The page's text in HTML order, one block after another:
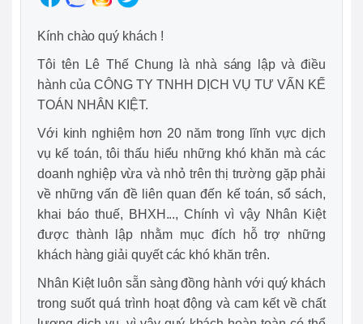
Kính chào quý khách !
Tôi tên Lê Thế Chung là nhà sáng lập và điều
hành của CÔNG TY TNHH DỊCH VỤ TƯ VẤN KẾ
TOÁN NHÂN KIỆT.
Với kinh nghiệm hơn 20 năm trong lĩnh vực dịch
vụ kế toán, tôi thấu hiểu những khó khăn mà các
doanh nghiệp vừa và nhỏ trên thị trường gặp phải
về những vấn đề liên quan đến kế toán, sổ sách,
khai báo thuế, BHXH..., Chính vì vậy Nhân Kiệt
được thành lập nhằm mục đích hỗ trợ những
khách hàng giải quyết các khó khăn trên.
Nhân Kiệt luôn sẵn sàng đồng hành với quý khách
trong suốt quá trình hoạt động và cam kết về chất